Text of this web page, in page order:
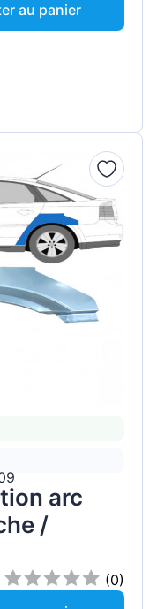
au panier
arc
/
(0)